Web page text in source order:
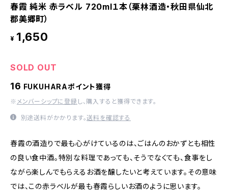
春霞 純米 赤ラベル 720ml１本（栗林酒造・秋田県仙北
郡美郷町）
¥ 1,650
SOLD OUT
16 FUKUHARAポイント獲得
※ メンバーシップに登録 し、購入すると獲得できます。
別途送料がかかります。送料を確認する
春霞の酒造りで最も心がけているのは、ごはんのおかずとも相性
の良い食中酒。特別な料理であっても、そうでなくても、食事をし
ながら楽しんでもらえるお酒を醸したいと考えています。その意味
では、この赤ラベルが最も春霞らしいお酒のように思います。